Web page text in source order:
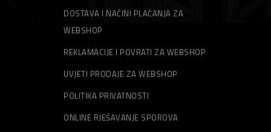
DOSTAVA I NAČINI PLAĆANJA ZA
WEBSHOP
REKLAMACIJE I POVRATI ZA WEBSHOP
UVJETI PRODAJE ZA WEBSHOP
POLITIKA PRIVATNOSTI
ONLINE RJEŠAVANJE SPOROVA